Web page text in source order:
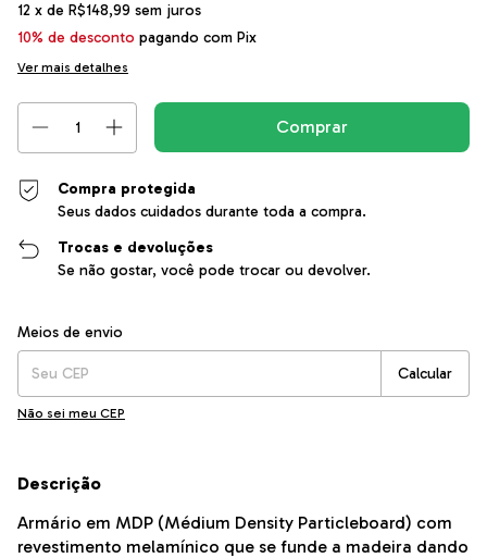
12 x de R$148,99 sem juros
10% de desconto pagando com Pix
Ver mais detalhes
Compra protegida
Seus dados cuidados durante toda a compra.
Trocas e devoluções
Se não gostar, você pode trocar ou devolver.
Entregas para o CEP:
Meios de envio
Calcular
Não sei meu CEP
Descrição
Armário em MDP (Médium Density Particleboard) com
revestimento melamínico que se funde a madeira dando